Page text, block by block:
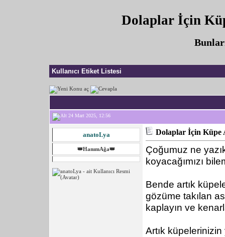
Dolaplar İçin
Kullanıcı Etiket Listesi
24 Mart 2025, 12:56
anatoLya
👑HanımAğa👑
Dolaplar İçin Küpe
Çoğumuz ne
koyacağımızı
Bende artık
gözüme takılan
kaplayın ve
Artık